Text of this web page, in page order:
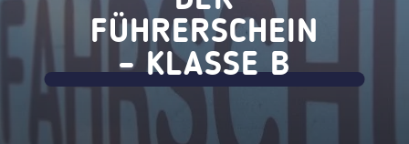
FÜHRERSCHEIN
– KLASSE B